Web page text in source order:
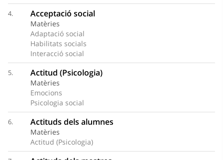
4. Acceptació social
Matèries
Adaptació social
Habilitats socials
Interacció social
5. Actitud (Psicologia)
Matèries
Emocions
Psicologia social
6. Actituds dels alumnes
Matèries
Actitud (Psicologia)